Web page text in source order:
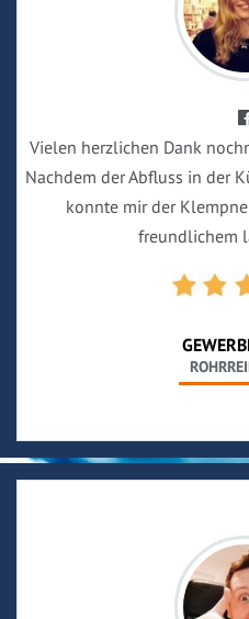
Vielen herzlichen Dank
Nachdem der Abfluss in der
konnte mir der
freundlichem